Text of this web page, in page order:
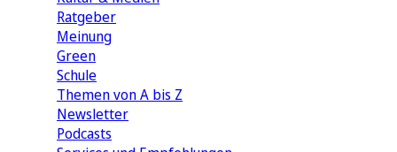
Ratgeber
Meinung
Green
Schule
Themen von A bis Z
Newsletter
Podcasts